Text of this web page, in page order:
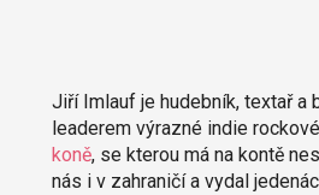
Jiří Imlauf je hudebník, textař a
leaderem výrazné indie
koně, se kterou má na kontě
nás i v zahraničí a vydal